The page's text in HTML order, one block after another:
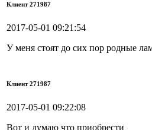
Клиент 271987
2017-05-01 09:21:54
У меня стоят до сих пор родные
Клиент 271987
2017-05-01 09:22:08
Вот и думаю что приобрести